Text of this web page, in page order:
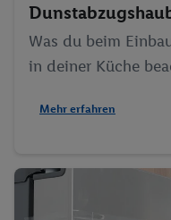
Was du beim
in deiner Küche
Mehr erfahren